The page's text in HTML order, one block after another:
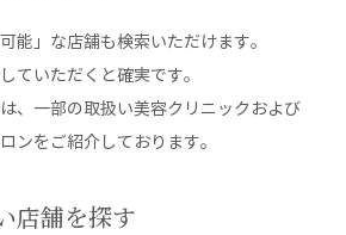
能」な店舗も検索いただけます。
ていただくと確実です。
、一部の取扱い美容クリニックおよび
ンをご紹介しております。
店舗を探す